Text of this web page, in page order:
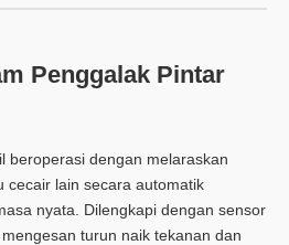
Penggalak Pintar
beroperasi dengan melaraskan
cecair lain secara automatik
nyata. Dilengkapi dengan sensor
turun naik tekanan dan